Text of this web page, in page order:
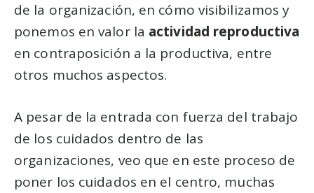
de la organización, en cómo visibilizamos y
ponemos en valor la actividad reproductiva
en contraposición a la productiva, entre
otros muchos aspectos.
A pesar de la entrada con fuerza del trabajo
de los cuidados dentro de las
organizaciones, veo que en este proceso de
poner los cuidados en el centro, muchas